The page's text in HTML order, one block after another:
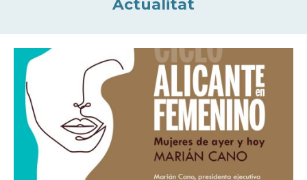
Actualitat